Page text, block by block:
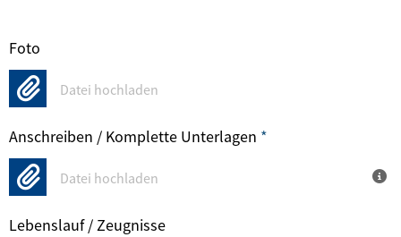
Foto
Datei hochladen
Anschreiben / Komplette Unterlagen *
Datei hochladen
Lebenslauf / Zeugnisse